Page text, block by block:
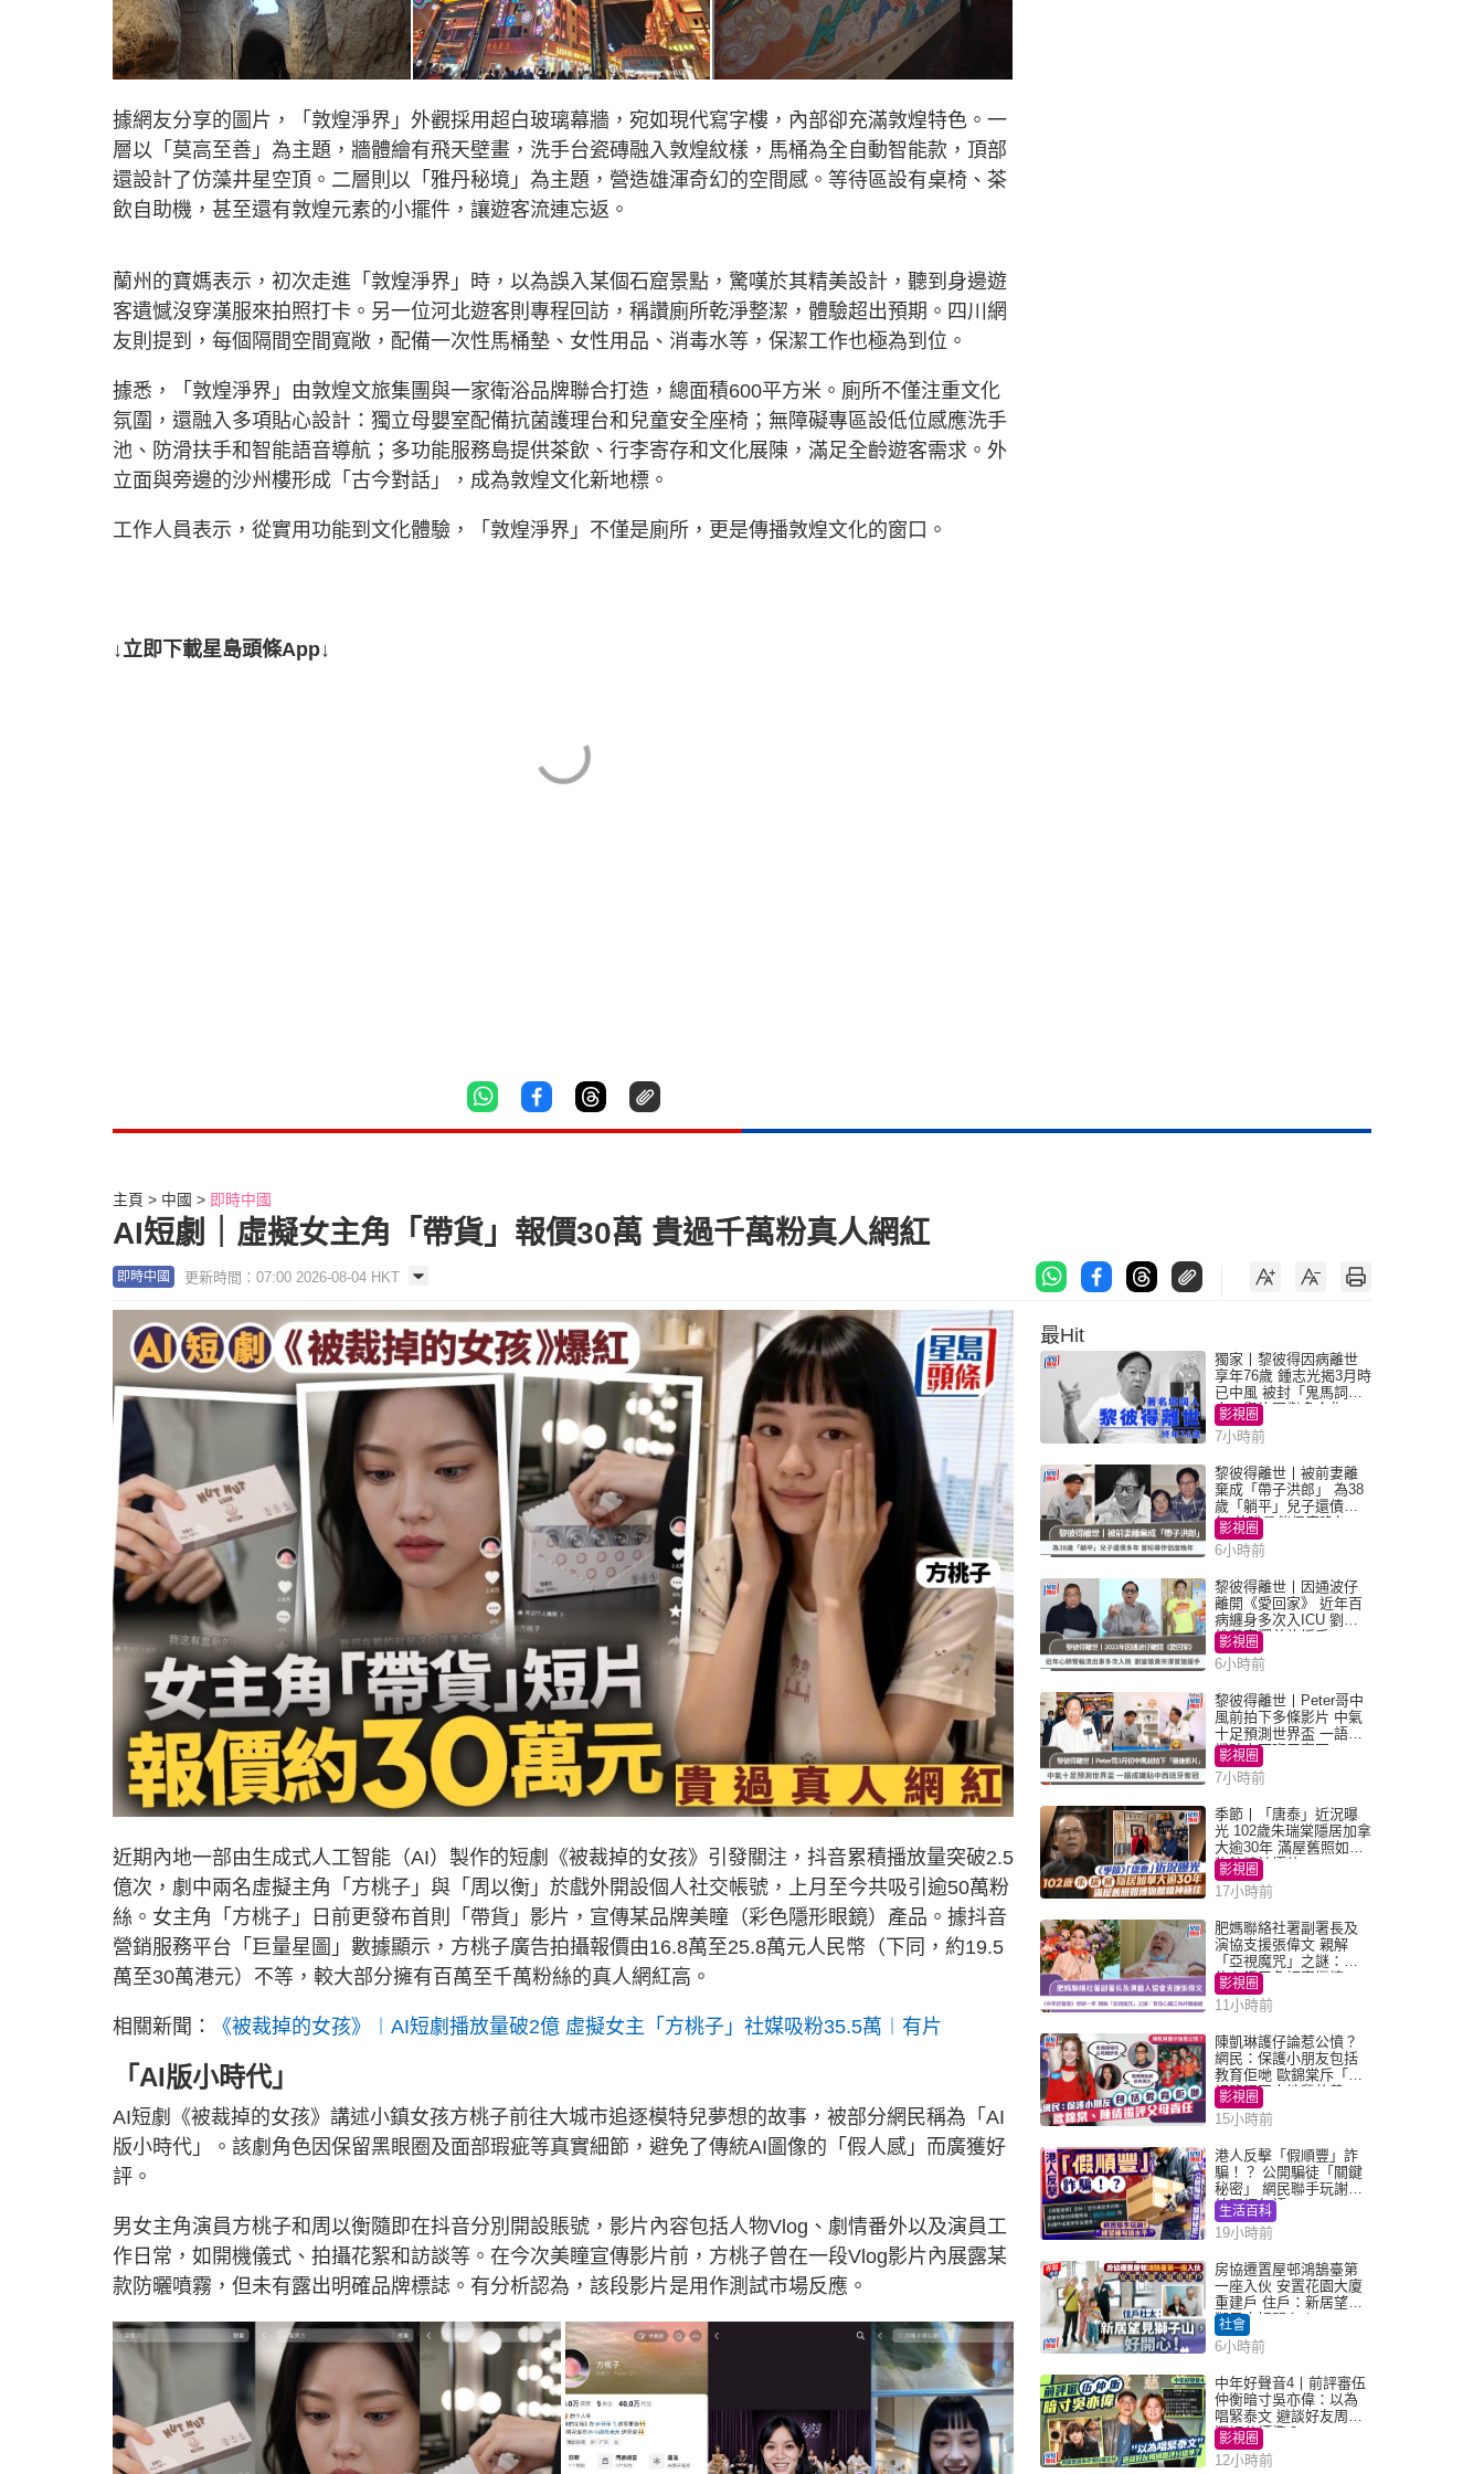
據網友分享的圖片，「敦煌淨界」外觀採用超白玻璃幕牆，宛如現代寫字樓，內部卻充滿敦煌特色。一
層以「莫高至善」為主題，牆體繪有飛天壁畫，洗手台瓷磚融入敦煌紋樣，馬桶為全自動智能款，頂部
還設計了仿藻井星空頂。二層則以「雅丹秘境」為主題，營造雄渾奇幻的空間感。等待區設有桌椅、茶
飲自助機，甚至還有敦煌元素的小擺件，讓遊客流連忘返。
蘭州的寶媽表示，初次走進「敦煌淨界」時，以為誤入某個石窟景點，驚嘆於其精美設計，聽到身邊遊
客遺憾沒穿漢服來拍照打卡。另一位河北遊客則專程回訪，稱讚廁所乾淨整潔，體驗超出預期。四川網
友則提到，每個隔間空間寬敞，配備一次性馬桶墊、女性用品、消毒水等，保潔工作也極為到位。
據悉，「敦煌淨界」由敦煌文旅集團與一家衛浴品牌聯合打造，總面積600平方米。廁所不僅注重文化
氛圍，還融入多項貼心設計：獨立母嬰室配備抗菌護理台和兒童安全座椅；無障礙專區設低位感應洗手
池、防滑扶手和智能語音導航；多功能服務島提供茶飲、行李寄存和文化展陳，滿足全齡遊客需求。外
立面與旁邊的沙州樓形成「古今對話」，成為敦煌文化新地標。
工作人員表示，從實用功能到文化體驗，「敦煌淨界」不僅是廁所，更是傳播敦煌文化的窗口。
↓立即下載星島頭條App↓
主頁 中國 即時中國
AI短劇｜虛擬女主角「帶貨」報價30萬 貴過千萬粉真人網紅
即時中國 更新時間：07:00 2026-08-04 HKT
近期內地一部由生成式人工智能（AI）製作的短劇《被裁掉的女孩》引發關注，抖音累積播放量突破2.5
億次，劇中兩名虛擬主角「方桃子」與「周以衡」於戲外開設個人社交帳號，上月至今共吸引逾50萬粉
絲。女主角「方桃子」日前更發布首則「帶貨」影片，宣傳某品牌美瞳（彩色隱形眼鏡）產品。據抖音
營銷服務平台「巨量星圖」數據顯示，方桃子廣告拍攝報價由16.8萬至25.8萬元人民幣（下同，約19.5
萬至30萬港元）不等，較大部分擁有百萬至千萬粉絲的真人網紅高。
相關新聞： 《被裁掉的女孩》︱AI短劇播放量破2億 虛擬女主「方桃子」社媒吸粉35.5萬︱有片
「AI版小時代」
AI短劇《被裁掉的女孩》講述小鎮女孩方桃子前往大城市追逐模特兒夢想的故事，被部分網民稱為「AI
版小時代」。該劇角色因保留黑眼圈及面部瑕疵等真實細節，避免了傳統AI圖像的「假人感」而廣獲好
評。
男女主角演員方桃子和周以衡隨即在抖音分別開設賬號，影片內容包括人物Vlog、劇情番外以及演員工
作日常，如開機儀式、拍攝花絮和訪談等。在今次美瞳宣傳影片前，方桃子曾在一段Vlog影片內展露某
款防曬噴霧，但未有露出明確品牌標誌。有分析認為，該段影片是用作測試市場反應。
最Hit
獨家丨黎彼得因病離世
享年76歲 鍾志光揭3月時
已中風 被封「鬼馬詞
人」與許冠傑多合作
影視圈
7小時前
黎彼得離世丨被前妻離
棄成「帶子洪郎」 為38
歲「躺平」兒子還債多
年 曾盼尋伴侶度晚年
影視圈
6小時前
黎彼得離世丨因通波仔
離開《愛回家》 近年百
病纏身多次入ICU 劉鑾
雄黃宗澤曾施援手
影視圈
6小時前
黎彼得離世丨Peter哥中
風前拍下多條影片 中氣
十足預測世界盃 一語成
讖貼中西班牙奪冠
影視圈
7小時前
季節丨「唐泰」近況曝
光 102歲朱瑞棠隱居加拿
大逾30年 滿屋舊照如博
物館精神極佳
影視圈
17小時前
肥媽聯絡社署副署長及
演協支援張偉文 親解
「亞視魔咒」之謎：有
信心鐵三角評審繼續
影視圈
11小時前
陳凱琳護仔論惹公憤？
網民：保護小朋友包括
教育佢哋 歐錦棠斥「養
細路唔同走地雞放養」
影視圈
15小時前
港人反擊「假順豐」詐
騙！？ 公開騙徒「關鍵
秘密」 網民聯手玩謝：
練習緬甸語
生活百科
19小時前
房協遷置屋邨鴻鵠臺第
一座入伙 安置花園大廈
重建戶 住戶：新居望見
獅子山好開心！
社會
6小時前
中年好聲音4丨前評審伍
仲衡暗寸吳亦偉：以為
唱緊泰文 避談好友周國
豐評分標準？
影視圈
12小時前